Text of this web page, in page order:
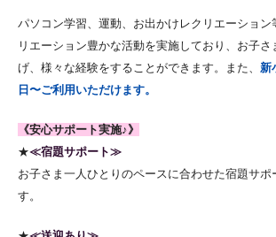
パソコン学習、運動、お出かけレクリエーショ
リエーション豊かな活動を実施しており、お子
げ、様々な経験をすることができます。また、 新
日〜ご利用いただけます。
《安心サポート実施♪》
★≪宿題サポート≫
お子さま一人ひとりのペースに合わせた宿題サポ
す。